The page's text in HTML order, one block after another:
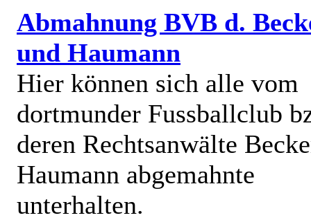
Abmahnung BVB d.
und Haumann
Hier können sich alle vom
dortmunder Fussballclub
deren Rechtsanwälte
Haumann abgemahnte
unterhalten.